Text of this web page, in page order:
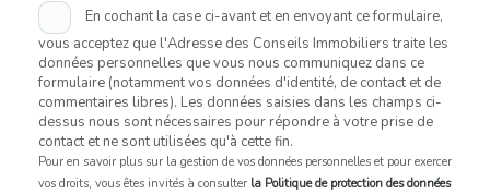
En cochant la case ci-avant et en envoyant ce formulaire,
vous acceptez que l'Adresse des Conseils Immobiliers traite les
données personnelles que vous nous communiquez dans ce
formulaire (notamment vos données d'identité, de contact et de
commentaires libres). Les données saisies dans les champs ci-
dessus nous sont nécessaires pour répondre à votre prise de
contact et ne sont utilisées qu'à cette fin.
Pour en savoir plus sur la gestion de vos données personnelles et pour exercer
vos droits, vous êtes invités à consulter la Politique de protection des données